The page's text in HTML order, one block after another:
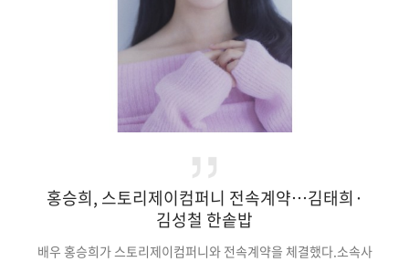
홍승희, 스토리제이컴퍼니 전속계약…김태희·
김성철 한솥밥
배우 홍승희가 스토리제이컴퍼니와 전속계약을 체결했다.소속사